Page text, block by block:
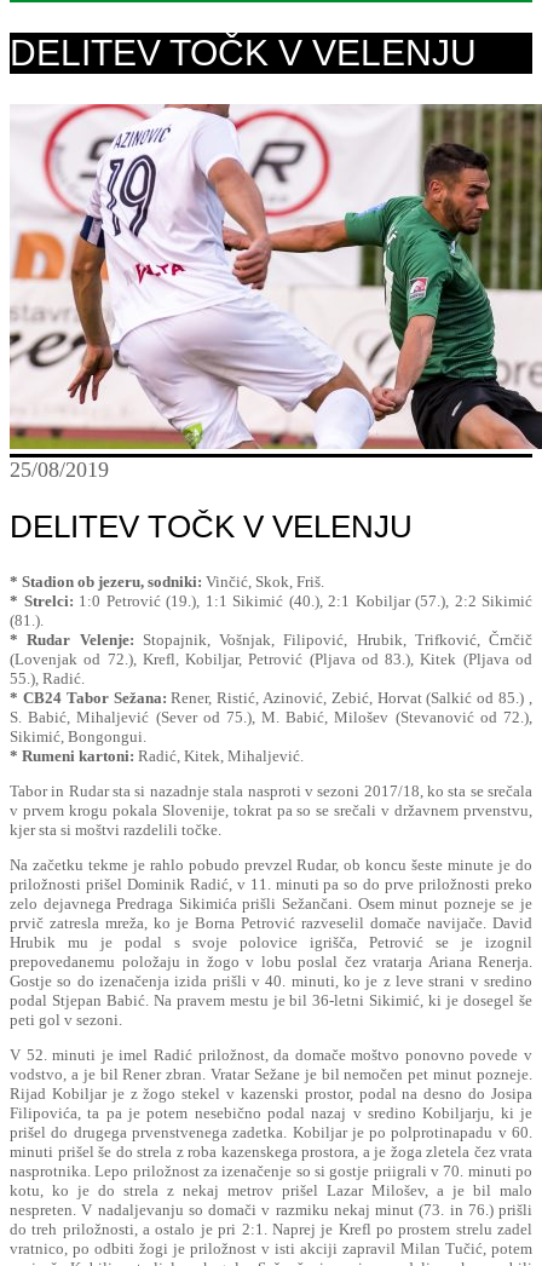
DELITEV TOČK V VELENJU
25/08/2019
DELITEV TOČK V VELENJU
* Stadion ob jezeru, sodniki: Vinčić, Skok, Friš.
* Strelci: 1:0 Petrović (19.), 1:1 Sikimić (40.), 2:1 Kobiljar (57.), 2:2 Sikimić
(81.).
* Rudar Velenje: Stopajnik, Vošnjak, Filipović, Hrubik, Trifković, Črnčič
(Lovenjak od 72.), Krefl, Kobiljar, Petrović (Pljava od 83.), Kitek (Pljava od
55.), Radić.
* CB24 Tabor Sežana: Rener, Ristić, Azinović, Zebić, Horvat (Salkić od 85.) ,
S. Babić, Mihaljević (Sever od 75.), M. Babić, Milošev (Stevanović od 72.),
Sikimić, Bongongui.
* Rumeni kartoni: Radić, Kitek, Mihaljević.
Tabor in Rudar sta si nazadnje stala nasproti v sezoni 2017/18, ko sta se srečala
v prvem krogu pokala Slovenije, tokrat pa so se srečali v državnem prvenstvu,
kjer sta si moštvi razdelili točke.
Na začetku tekme je rahlo pobudo prevzel Rudar, ob koncu šeste minute je do
priložnosti prišel Dominik Radić, v 11. minuti pa so do prve priložnosti preko
zelo dejavnega Predraga Sikimića prišli Sežančani. Osem minut pozneje se je
prvič zatresla mreža, ko je Borna Petrović razveselil domače navijače. David
Hrubik mu je podal s svoje polovice igrišča, Petrović se je izognil
prepovedanemu položaju in žogo v lobu poslal čez vratarja Ariana Renerja.
Gostje so do izenačenja izida prišli v 40. minuti, ko je z leve strani v sredino
podal Stjepan Babić. Na pravem mestu je bil 36-letni Sikimić, ki je dosegel še
peti gol v sezoni.
V 52. minuti je imel Radić priložnost, da domače moštvo ponovno povede v
vodstvo, a je bil Rener zbran. Vratar Sežane je bil nemočen pet minut pozneje.
Rijad Kobiljar je z žogo stekel v kazenski prostor, podal na desno do Josipa
Filipovića, ta pa je potem nesebično podal nazaj v sredino Kobiljarju, ki je
prišel do drugega prvenstvenega zadetka. Kobiljar je po polprotinapadu v 60.
minuti prišel še do strela z roba kazenskega prostora, a je žoga zletela čez vrata
nasprotnika. Lepo priložnost za izenačenje so si gostje priigrali v 70. minuti po
kotu, ko je do strela z nekaj metrov prišel Lazar Milošev, a je bil malo
nespreten. V nadaljevanju so domači v razmiku nekaj minut (73. in 76.) prišli
do treh priložnosti, a ostalo je pri 2:1. Naprej je Krefl po prostem strelu zadel
vratnico, po odbiti žogi je priložnost v isti akciji zapravil Milan Tučić, potem